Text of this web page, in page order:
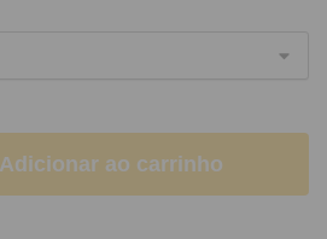
Adicionar ao carrinho